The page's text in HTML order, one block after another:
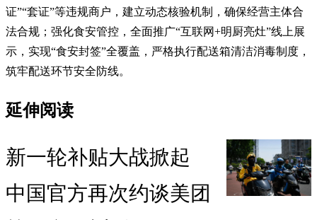
证”“套证”等违规商户，建立动态核验机制，确保经营主体合
法合规；强化食安管控，全面推广“互联网+明厨亮灶”线上展
示，实现“食安封签”全覆盖，严格执行配送箱清洁消毒制度，
筑牢配送环节安全防线。
延伸阅读
新一轮补贴大战掀起
中国官方再次约谈美团